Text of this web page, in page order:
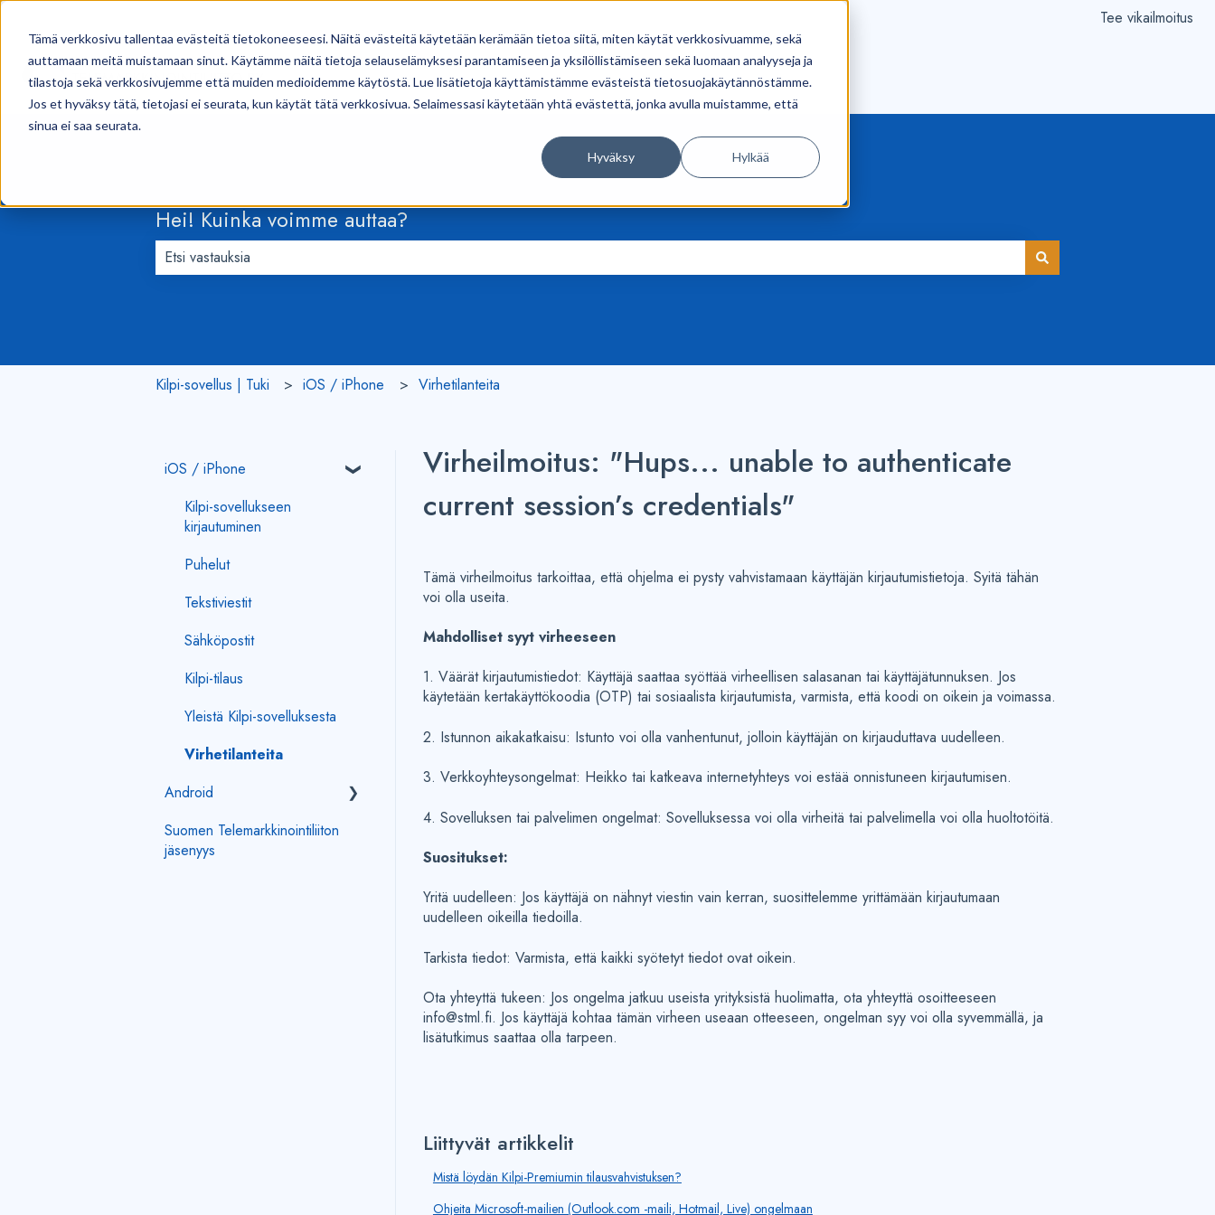
Tämä verkkosivu tallentaa evästeitä tietokoneeseesi. Näitä evästeitä käytetään kerämään tietoa siitä, miten käytät verkkosivuamme, sekä
auttamaan meitä muistamaan sinut. Käytämme näitä tietoja selauselämyksesi parantamiseen ja yksilöllistämiseen sekä luomaan analyyseja ja
tilastoja sekä verkkosivujemme että muiden medioidemme käytöstä. Lue lisätietoja käyttämistämme evästeistä tietosuojakäytännöstämme.
Jos et hyväksy tätä, tietojasi ei seurata, kun käytät tätä verkkosivua. Selaimessasi käytetään yhtä evästettä, jonka avulla muistamme, että
sinua ei saa seurata.
Hyväksy Hylkää
Tee vikailmoitus
Hei! Kuinka voimme auttaa?
Kilpi-sovellus | Tuki iOS / iPhone Virhetilanteita
Virheilmoitus: "Hups... unable to authenticate
current session’s credentials"
Tämä virheilmoitus tarkoittaa, että ohjelma ei pysty vahvistamaan käyttäjän kirjautumistietoja. Syitä tähän
voi olla useita.
Mahdolliset syyt virheeseen
1. Väärät kirjautumistiedot: Käyttäjä saattaa syöttää virheellisen salasanan tai käyttäjätunnuksen. Jos
käytetään kertakäyttökoodia (OTP) tai sosiaalista kirjautumista, varmista, että koodi on oikein ja voimassa.
2. Istunnon aikakatkaisu: Istunto voi olla vanhentunut, jolloin käyttäjän on kirjauduttava uudelleen.
3. Verkkoyhteysongelmat: Heikko tai katkeava internetyhteys voi estää onnistuneen kirjautumisen.
4. Sovelluksen tai palvelimen ongelmat: Sovelluksessa voi olla virheitä tai palvelimella voi olla huoltotöitä.
Suositukset:
Yritä uudelleen: Jos käyttäjä on nähnyt viestin vain kerran, suosittelemme yrittämään kirjautumaan
uudelleen oikeilla tiedoilla.
Tarkista tiedot: Varmista, että kaikki syötetyt tiedot ovat oikein.
Ota yhteyttä tukeen: Jos ongelma jatkuu useista yrityksistä huolimatta, ota yhteyttä osoitteeseen
info@stml.fi. Jos käyttäjä kohtaa tämän virheen useaan otteeseen, ongelman syy voi olla syvemmällä, ja
lisätutkimus saattaa olla tarpeen.
Liittyvät artikkelit
Mistä löydän Kilpi-Premiumin tilausvahvistuksen?
Ohjeita Microsoft-mailien (Outlook.com -maili, Hotmail, Live) ongelmaan
iOS / iPhone
Kilpi-sovellukseen
kirjautuminen
Puhelut
Tekstiviestit
Sähköpostit
Kilpi-tilaus
Yleistä Kilpi-sovelluksesta
Virhetilanteita
Android
Kilpi-sovellukseen
kirjautuminen
Suomen Telemarkkinointiliiton
jäsenyys